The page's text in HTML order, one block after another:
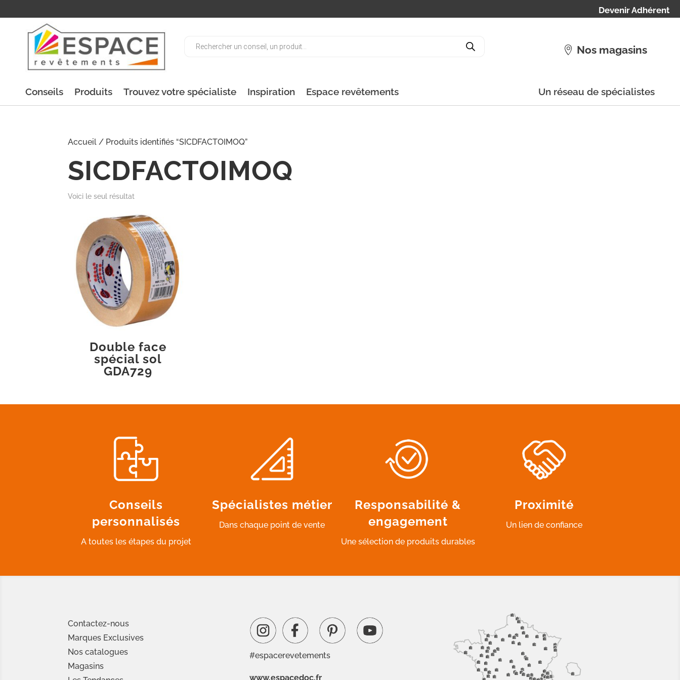
Devenir Adhérent
Nos magasins
Conseils Produits Trouvez votre spécialiste Inspiration Espace revêtements Un réseau de spécialistes
Accueil / Produits identifiés “SICDFACTOIMOQ”
SICDFACTOIMOQ
Voici le seul résultat
Double face
spécial sol
GDA729
Conseils
personnalisés
A toutes les étapes du projet
Spécialistes métier
Dans chaque point de vente
Responsabilité &
engagement
Une sélection de produits durables
Proximité
Un lien de confiance
Contactez-nous
Marques Exclusives
Nos catalogues
Magasins
#espacerevetements
www.espacedoc.fr